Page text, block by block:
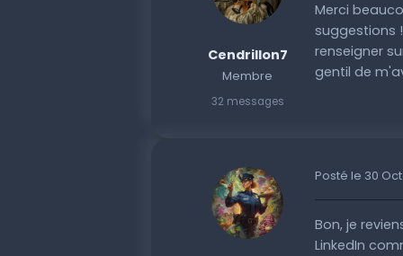
Cendrillon7
Membre
32 messages
Merci
suggestions
renseigner
gentil de
Posté le 30
Bon, je
LinkedIn